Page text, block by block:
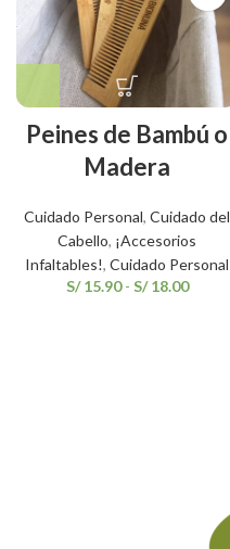
Peines de Bambú o
Madera
Cuidado Personal, Cuidado del
Cabello, ¡Accesorios
Infaltables!, Cuidado Personal
S/15.90 - S/18.00